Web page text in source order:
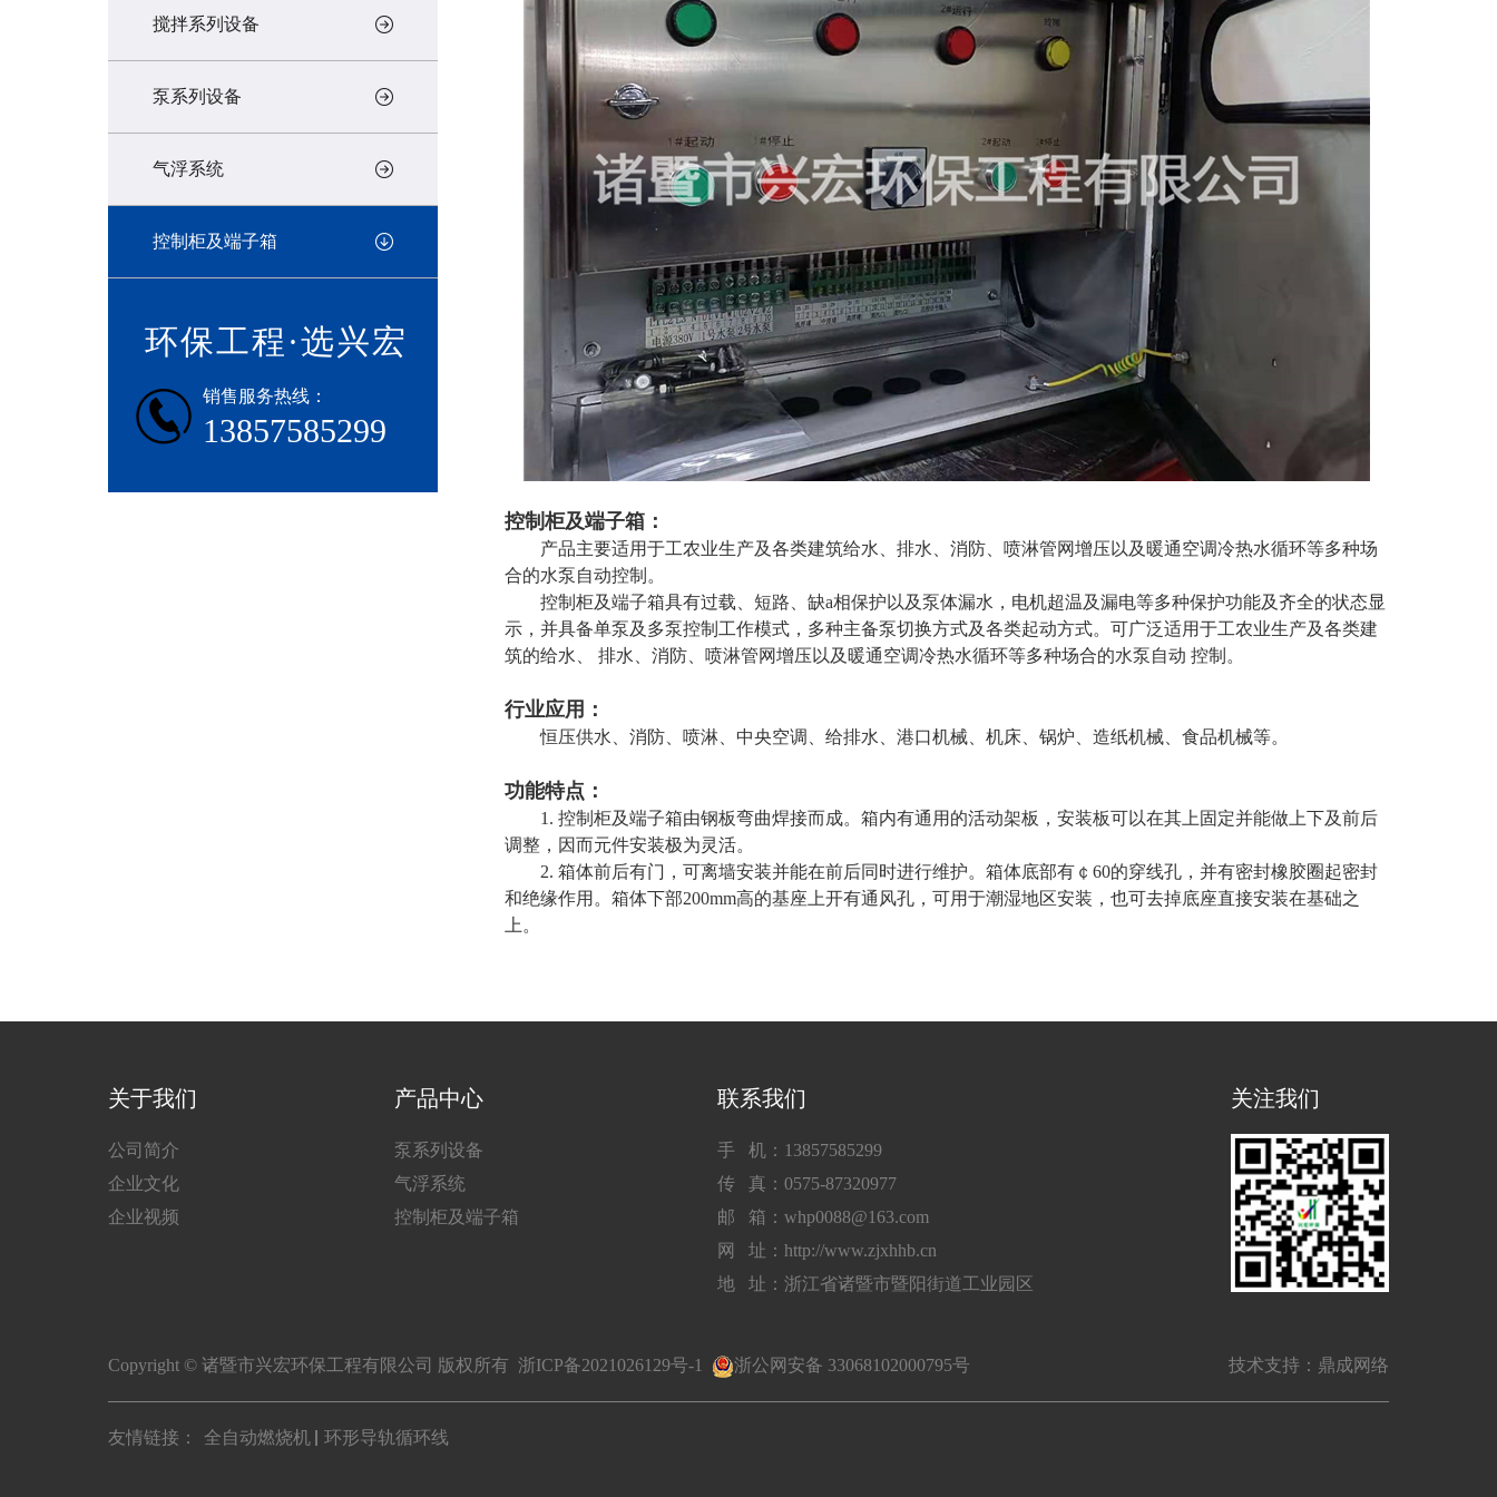
搅拌系列设备
泵系列设备
气浮系统
控制柜及端子箱
环保工程·选兴宏
销售服务热线：
13857585299
控制柜及端子箱：
产品主要适用于工农业生产及各类建筑给水、排水、消防、喷淋管网增压以及暖通空调冷热水循环等多种场
合的水泵自动控制。
控制柜及端子箱具有过载、短路、缺a相保护以及泵体漏水，电机超温及漏电等多种保护功能及齐全的状态显
示，并具备单泵及多泵控制工作模式，多种主备泵切换方式及各类起动方式。可广泛适用于工农业生产及各类建
筑的给水、 排水、消防、喷淋管网增压以及暖通空调冷热水循环等多种场合的水泵自动 控制。
行业应用：
恒压供水、消防、喷淋、中央空调、给排水、港口机械、机床、锅炉、造纸机械、食品机械等。
功能特点：
1. 控制柜及端子箱由钢板弯曲焊接而成。箱内有通用的活动架板，安装板可以在其上固定并能做上下及前后
调整，因而元件安装极为灵活。
2. 箱体前后有门，可离墙安装并能在前后同时进行维护。箱体底部有￠60的穿线孔，并有密封橡胶圈起密封
和绝缘作用。箱体下部200mm高的基座上开有通风孔，可用于潮湿地区安装，也可去掉底座直接安装在基础之
上。
关于我们
公司简介
企业文化
企业视频
产品中心
泵系列设备
气浮系统
控制柜及端子箱
联系我们
手 机：13857585299
传 真：0575-87320977
邮 箱：whp0088@163.com
网 址：http://www.zjxhhb.cn
地 址：浙江省诸暨市暨阳街道工业园区
关注我们
Copyright © 诸暨市兴宏环保工程有限公司 版权所有 浙ICP备2021026129号-1 浙公网安备 33068102000795号 技术支持：鼎成网络
友情链接： 全自动燃烧机 环形导轨循环线